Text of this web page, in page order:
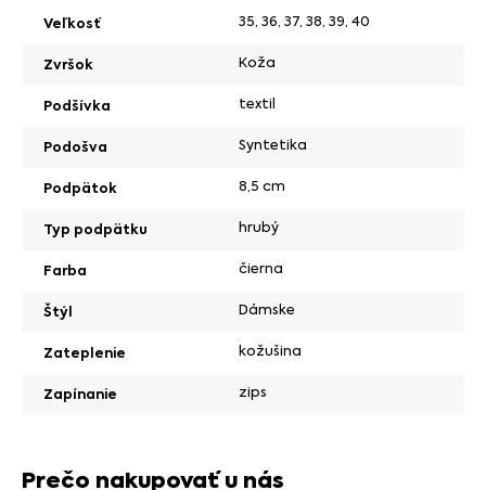
Veľkosť 35, 36, 37, 38, 39, 40
Zvršok Koža
Podšívka textil
Podošva Syntetika
Podpätok 8,5 cm
Typ podpätku hrubý
Farba čierna
Štýl Dámske
Zateplenie kožušina
Zapínanie zips
Prečo nakupovať u nás